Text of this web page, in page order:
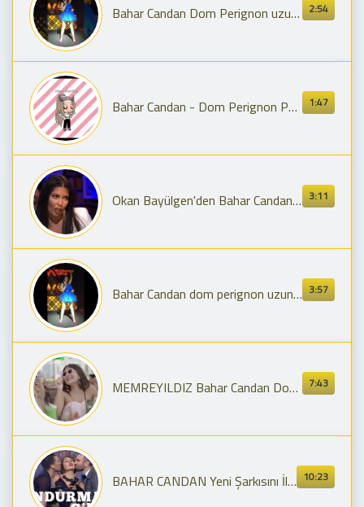
2:54
Bahar Candan Dom Perignon uzun versiyon trap ben fero
1:47
Bahar Candan - Dom Perignon Parodi (Cringe)
3:11
Okan Bayülgen'den Bahar Candan'a: Akıl Hastası mısın?
3:57
Bahar Candan dom perignon uzun versiyon trap ben fero dondurma sahne
7:43
MEMREYILDIZ Bahar Candan Dom Peringnon İzliyor
10:23
BAHAR CANDAN Yeni Şarkısını İlk Kez Söyledi - Dondurma Gibisin